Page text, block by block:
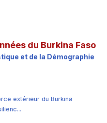
du Burkina Faso
et de la Démographie
extérieur du Burkina